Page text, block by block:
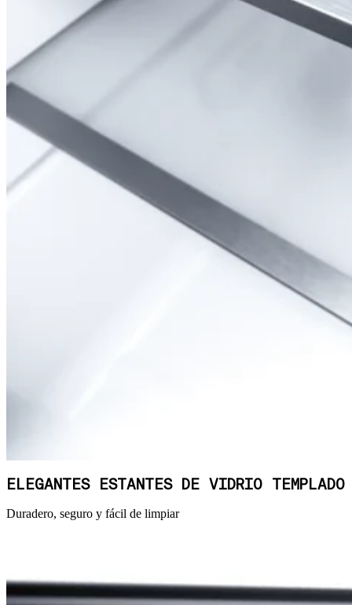
ELEGANTES ESTANTES DE VIDRIO TEMPLADO
Duradero, seguro y fácil de limpiar